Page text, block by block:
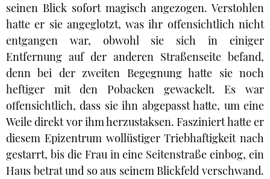
seinen Blick sofort magisch angezogen. Verstohlen
hatte er sie angeglotzt, was ihr offensichtlich nicht
entgangen war, obwohl sie sich in einiger
Entfernung auf der anderen Straßenseite befand,
denn bei der zweiten Begegnung hatte sie noch
heftiger mit den Pobacken gewackelt. Es war
offensichtlich, dass sie ihn abgepasst hatte, um eine
Weile direkt vor ihm herzustaksen. Fasziniert hatte er
diesem Epizentrum wollüstiger Triebhaftigkeit nach
gestarrt, bis die Frau in eine Seitenstraße einbog, ein
Haus betrat und so aus seinem Blickfeld verschwand.